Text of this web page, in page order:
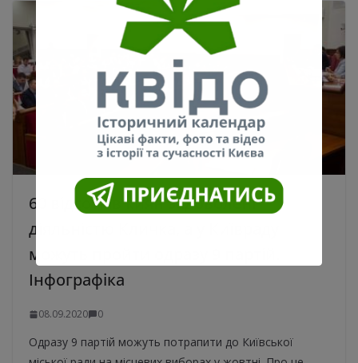
60 відсотків киян задоволені
діяльністю Кличка, а у Київраду
можуть пройти одразу 9 партій.
Інфографіка
08.09.2020 0
Одразу 9 партій можуть потрапити до Київської